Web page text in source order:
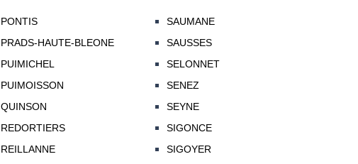
PONTIS
PRADS-HAUTE-BLEONE
PUIMICHEL
PUIMOISSON
QUINSON
REDORTIERS
REILLANNE
SAUMANE
SAUSSES
SELONNET
SENEZ
SEYNE
SIGONCE
SIGOYER